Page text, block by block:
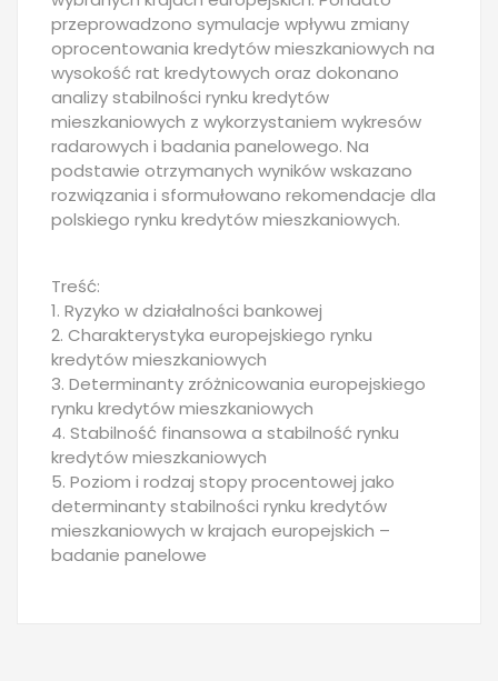
przeprowadzono symulacje wpływu zmiany
oprocentowania kredytów mieszkaniowych na
wysokość rat kredytowych oraz dokonano
analizy stabilności rynku kredytów
mieszkaniowych z wykorzystaniem wykresów
radarowych i badania panelowego. Na
podstawie otrzymanych wyników wskazano
rozwiązania i sformułowano rekomendacje dla
polskiego rynku kredytów mieszkaniowych.
Treść:
1. Ryzyko w działalności bankowej
2. Charakterystyka europejskiego rynku
kredytów mieszkaniowych
3. Determinanty zróżnicowania europejskiego
rynku kredytów mieszkaniowych
4. Stabilność finansowa a stabilność rynku
kredytów mieszkaniowych
5. Poziom i rodzaj stopy procentowej jako
determinanty stabilności rynku kredytów
mieszkaniowych w krajach europejskich –
badanie panelowe